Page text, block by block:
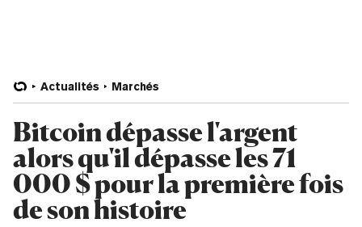
Actualités Marchés
Bitcoin dépasse l'argent
alors qu'il dépasse les 71
000 $ pour la première fois
de son histoire